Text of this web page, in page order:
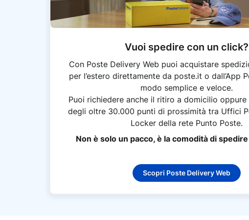
Vuoi spedire con un click?
Con Poste Delivery Web puoi acquistare
per l’estero direttamente da poste.it o dall’App
modo semplice e veloce.
Puoi richiedere anche il ritiro a domicilio oppure
degli oltre 30.000 punti di prossimità tra Uffici
Locker della rete Punto Poste.
Non è solo un pacco, è la comodità di
Scopri Poste Delivery Web